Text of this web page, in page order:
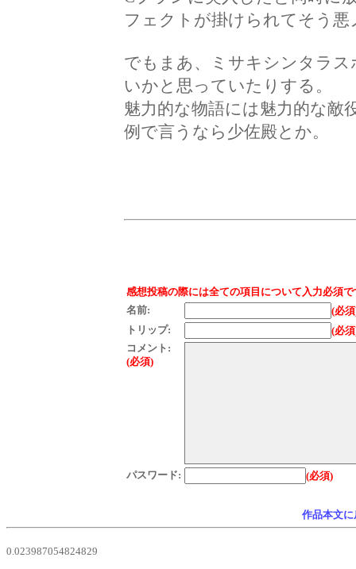
フェクトが掛けられてそう悪
でもまあ、ミサキシンタラ
いかと思っていたりする。
魅力的な物語には魅力的な敵
例で言うなら少佐殿とか。
感想投稿の際には全ての項目について入力必須で
名前:
(必
トリップ:
(必
コメント:
(必須)
パスワード: (必須)
作品本文に
0.023987054824829